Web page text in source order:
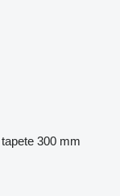
300 mm